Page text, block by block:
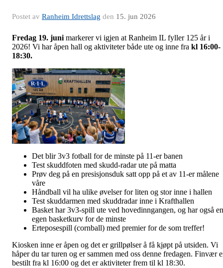
Postet av Ranheim Idrettslag den 15. jun 2026
Fredag 19. juni markerer vi igjen at Ranheim IL fyller 125 år i
2026! Vi har åpen hall og aktiviteter både ute og inne fra kl 16:00-
18:30.
Det blir 3v3 fotball for de minste på 11-er banen
Test skuddfoten med skudd-radar ute på matta
Prøv deg på en presisjonsduk satt opp på et av 11-er målene
våre
Håndball vil ha ulike øvelser for liten og stor inne i hallen
Test skuddarmen med skuddradar inne i Krafthallen
Basket har 3v3-spill ute ved hovedinngangen, og har også en
egen basketkurv for de minste
Erteposespill (cornball) med premier for de som treffer!
Kiosken inne er åpen og det er grillpølser å få kjøpt på utsiden. Vi
håper du tar turen og er sammen med oss denne fredagen. Finvær
bestilt fra kl 16:00 og det er aktiviteter frem til kl 18:30.